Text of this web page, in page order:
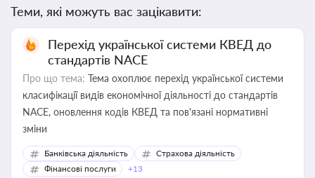
Теми, які можуть вас зацікавити:
Перехід української системи КВЕД до
стандартів NACE
Про що тема: Тема охоплює перехід української системи
класифікації видів економічної діяльності до стандартів
NACE, оновлення кодів КВЕД та пов'язані нормативні
зміни
Банківська діяльність
Страхова діяльність
Фінансові послуги
+13